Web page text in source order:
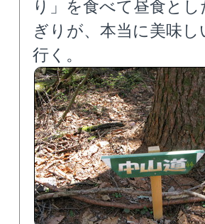
り」を食べて昼食と
ぎりが、本当に美味
行く。